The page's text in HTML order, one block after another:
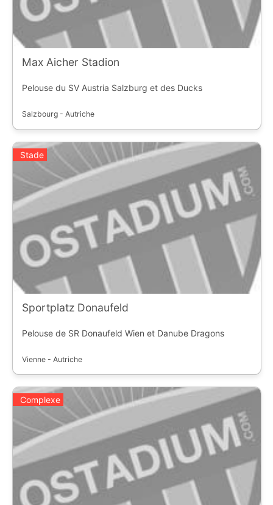
Max Aicher Stadion
Pelouse du SV Austria Salzburg et des Ducks
Salzbourg - Autriche
Stade
Sportplatz Donaufeld
Pelouse de SR Donaufeld Wien et Danube Dragons
Vienne - Autriche
Complexe